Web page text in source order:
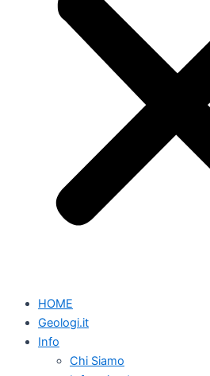
HOME
Geologi.it
Info
Chi Siamo